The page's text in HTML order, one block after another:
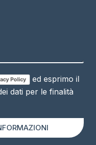
Policy
ed esprimo il
dati per le finalità